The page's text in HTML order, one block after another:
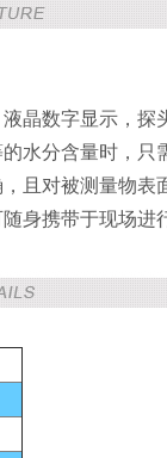
晶数字显示，探
水分含量时，只
且对被测量物表
身携带于现场进